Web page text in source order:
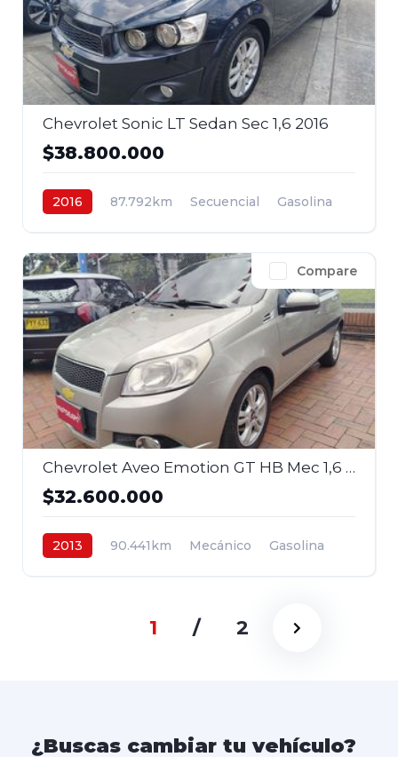
Chevrolet Sonic LT Sedan Sec 1,6 2016
$38.800.000
2016 87.792km Secuencial
Gasolina
Compare
Chevrolet Aveo Emotion GT HB Mec 1,6 2013
$32.600.000
2013 90.441km Mecánico
Gasolina
1 / 2
¿Buscas cambiar tu vehículo?